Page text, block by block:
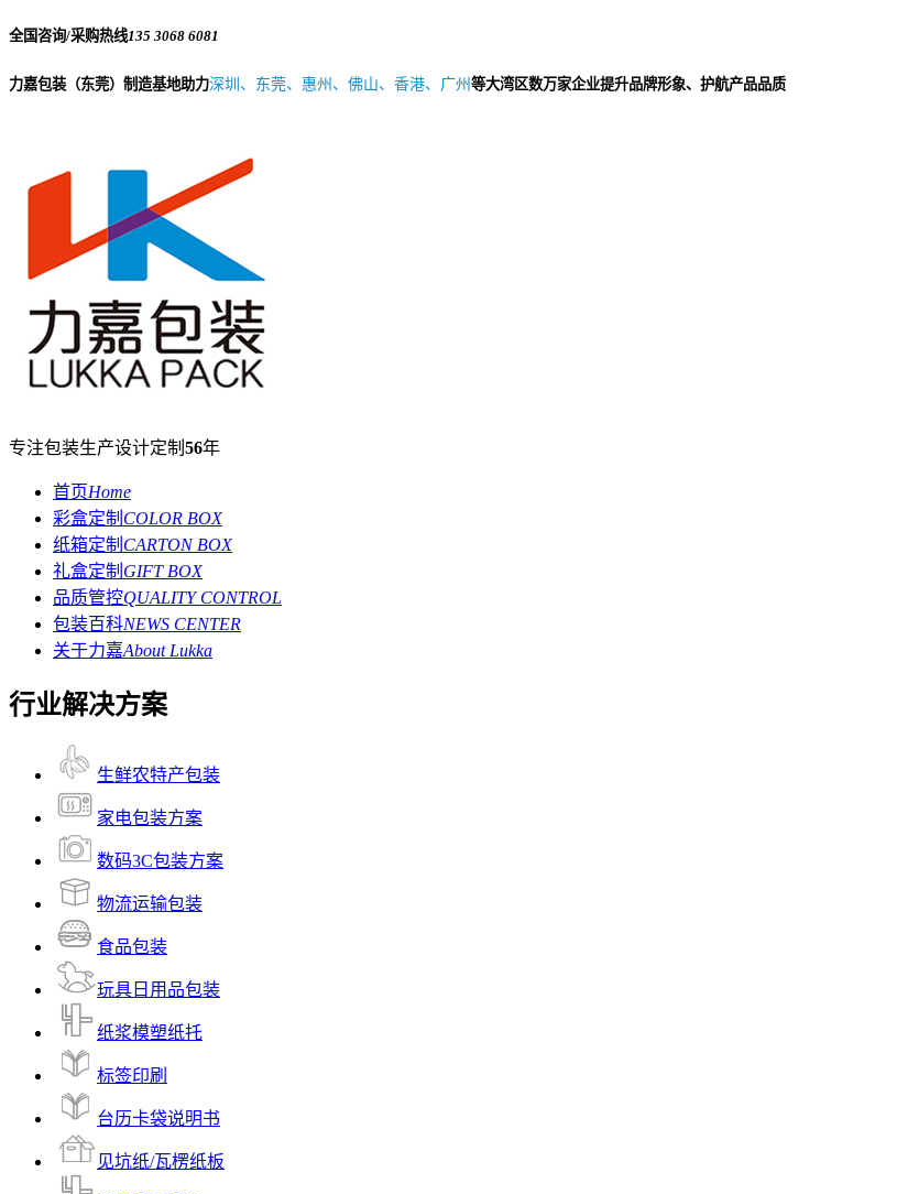
全国咨询/采购热线135 3068 6081
力嘉包装（东莞）制造基地助力深圳、东莞、惠州、佛山、香港、广州 等大湾区数万家企业提升品牌形象、护航产品品质
专注包装生产设计定制 56年
首页Home
彩盒定制 COLOR BOX
纸箱定制 CARTON BOX
礼盒定制 GIFT BOX
品质管控QUALITY CONTROL
包装百科NEWS CENTER
关于力嘉About Lukka
行业解决方案
生鲜农特产包装
家电包装方案
数码3C包装方案
物流运输包装
食品包装
玩具日用品包装
纸浆模塑纸托
标签印刷
台历卡袋说明书
见坑纸/瓦楞纸板